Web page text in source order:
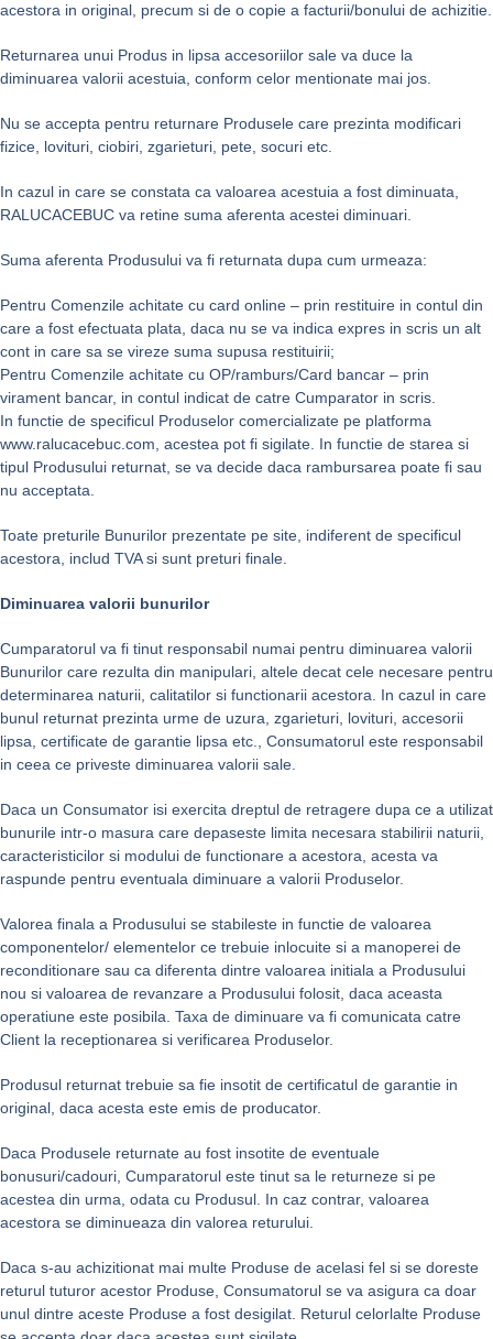
acestora in original, precum si de o copie a facturii/bonului de achizitie.
Returnarea unui Produs in lipsa accesoriilor sale va duce la
diminuarea valorii acestuia, conform celor mentionate mai jos.
Nu se accepta pentru returnare Produsele care prezinta modificari
fizice, lovituri, ciobiri, zgarieturi, pete, socuri etc.
In cazul in care se constata ca valoarea acestuia a fost diminuata,
RALUCACEBUC va retine suma aferenta acestei diminuari.
Suma aferenta Produsului va fi returnata dupa cum urmeaza:
Pentru Comenzile achitate cu card online – prin restituire in contul din
care a fost efectuata plata, daca nu se va indica expres in scris un alt
cont in care sa se vireze suma supusa restituirii;
Pentru Comenzile achitate cu OP/ramburs/Card bancar – prin
virament bancar, in contul indicat de catre Cumparator in scris.
In functie de specificul Produselor comercializate pe platforma
www.ralucacebuc.com, acestea pot fi sigilate. In functie de starea si
tipul Produsului returnat, se va decide daca rambursarea poate fi sau
nu acceptata.
Toate preturile Bunurilor prezentate pe site, indiferent de specificul
acestora, includ TVA si sunt preturi finale.
Diminuarea valorii bunurilor
Cumparatorul va fi tinut responsabil numai pentru diminuarea valorii
Bunurilor care rezulta din manipulari, altele decat cele necesare pentru
determinarea naturii, calitatilor si functionarii acestora. In cazul in care
bunul returnat prezinta urme de uzura, zgarieturi, lovituri, accesorii
lipsa, certificate de garantie lipsa etc., Consumatorul este responsabil
in ceea ce priveste diminuarea valorii sale.
Daca un Consumator isi exercita dreptul de retragere dupa ce a utilizat
bunurile intr-o masura care depaseste limita necesara stabilirii naturii,
caracteristicilor si modului de functionare a acestora, acesta va
raspunde pentru eventuala diminuare a valorii Produselor.
Valorea finala a Produsului se stabileste in functie de valoarea
componentelor/ elementelor ce trebuie inlocuite si a manoperei de
reconditionare sau ca diferenta dintre valoarea initiala a Produsului
nou si valoarea de revanzare a Produsului folosit, daca aceasta
operatiune este posibila. Taxa de diminuare va fi comunicata catre
Client la receptionarea si verificarea Produselor.
Produsul returnat trebuie sa fie insotit de certificatul de garantie in
original, daca acesta este emis de producator.
Daca Produsele returnate au fost insotite de eventuale
bonusuri/cadouri, Cumparatorul este tinut sa le returneze si pe
acestea din urma, odata cu Produsul. In caz contrar, valoarea
acestora se diminueaza din valorea returului.
Daca s-au achizitionat mai multe Produse de acelasi fel si se doreste
returul tuturor acestor Produse, Consumatorul se va asigura ca doar
unul dintre aceste Produse a fost desigilat. Returul celorlalte Produse